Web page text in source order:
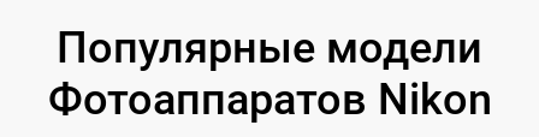
Популярные модели
Фотоаппаратов Nikon